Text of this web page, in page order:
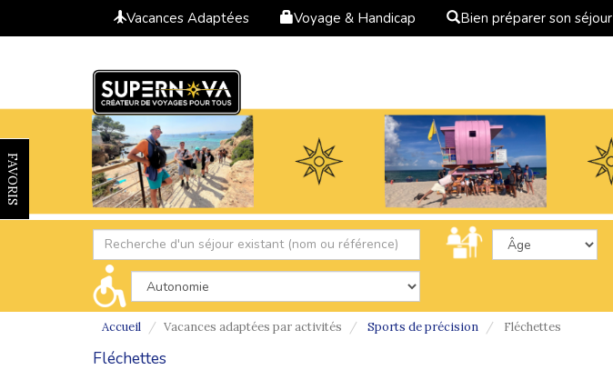
Vacances Adaptées Voyage & Handicap Bien préparer son séjour
FAVORIS
Accueil Vacances adaptées par activités Sports de précision Fléchettes
Fléchettes